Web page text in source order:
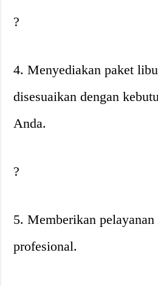
?
4. Menyediakan paket
disesuaikan dengan
Anda.
?
5. Memberikan
profesional.